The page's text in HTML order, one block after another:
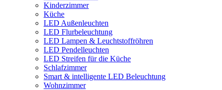
Kinderzimmer
Küche
LED Außenleuchten
LED Flurbeleuchtung
LED Lampen & Leuchtstoffröhren
LED Pendelleuchten
LED Streifen für die Küche
Schlafzimmer
Smart & intelligente LED Beleuchtung
Wohnzimmer